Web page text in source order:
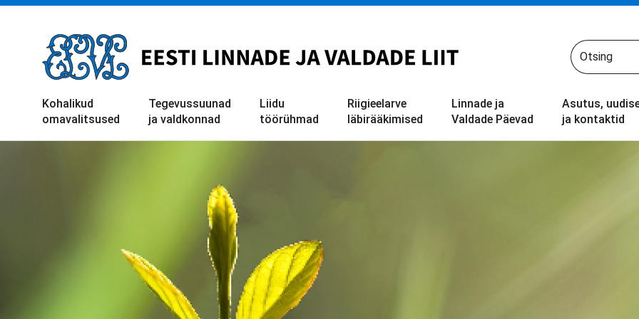
Liigu
Kohalikud
omavalitsused
Tegevussuunad
ja valdkonnad
Liidu
töörühmad
Riigieelarve
läbirääkimised
Linnade ja
Valdade Päevad
Asutus,
ja kontaktid